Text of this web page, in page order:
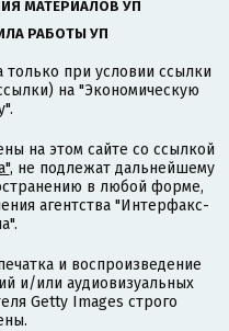
МАТЕРИАЛОВ УП
РАБОТЫ УП
только при условии ссылки
на "Экономическую
на этом сайте со ссылкой
, не подлежат дальнейшему
в любой форме,
агентства "Интерфакс-
и воспроизведение
и/или аудиовизуальных
Getty Images строго